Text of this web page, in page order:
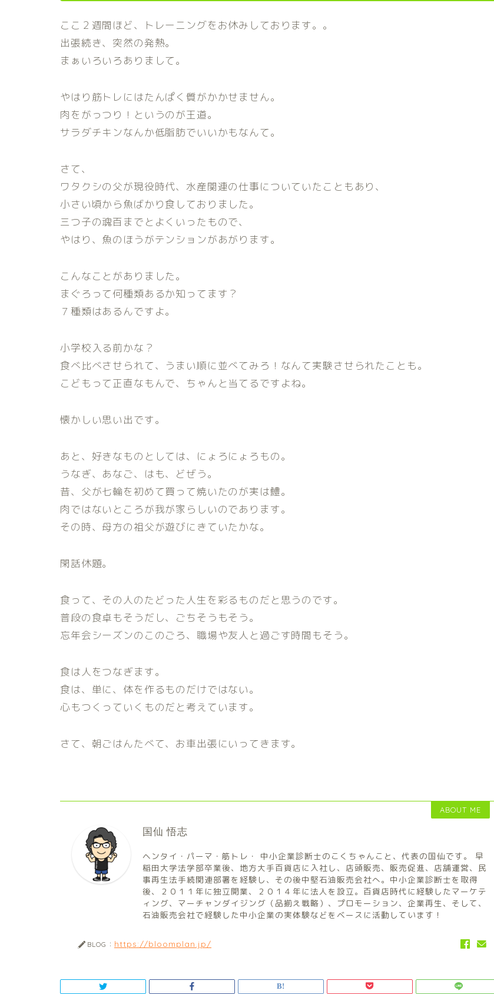
ここ２週間ほど、トレーニングをお休みしております。。
出張続き、突然の発熱。
まぁいろいろありまして。
やはり筋トレにはたんぱく質がかかせません。
肉をがっつり！というのが王道。
サラダチキンなんか低脂肪でいいかもなんて。
さて、
ワタクシの父が現役時代、水産関連の仕事についていたこともあり、
小さい頃から魚ばかり食しておりました。
三つ子の魂百までとよくいったもので、
やはり、魚のほうがテンションがあがります。
こんなことがありました。
まぐろって何種類あるか知ってます？
７種類はあるんですよ。
小学校入る前かな？
食べ比べさせられて、うまい順に並べてみろ！なんて実験させられたことも。
こどもって正直なもんで、ちゃんと当てるですよね。
懐かしい思い出です。
あと、好きなものとしては、にょろにょろもの。
うなぎ、あなご、はも、どぜう。
昔、父が七輪を初めて買って焼いたのが実は鱧。
肉ではないところが我が家らしいのであります。
その時、母方の祖父が遊びにきていたかな。
閑話休題。
食って、その人のたどった人生を彩るものだと思うのです。
普段の食卓もそうだし、ごちそうもそう。
忘年会シーズンのこのごろ、職場や友人と過ごす時間もそう。
食は人をつなぎます。
食は、単に、体を作るものだけではない。
心もつくっていくものだと考えています。
さて、朝ごはんたべて、お車出張にいってきます。
ABOUT ME
国仙 悟志
ヘンタイ・パーマ・筋トレ・ 中小企業診断士のこくちゃんこと、代表の国仙です。 早
稲田大学法学部卒業後、地方大手百貨店に入社し、店頭販売、販売促進、店舗運営、民
事再生法手続関連部署を経験し、その後中堅石油販売会社へ。中小企業診断士を取得
後、２０１１年に独立開業、２０１４年に法人を設立。百貨店時代に経験したマーケテ
ィング、マーチャンダイジング（品揃え戦略）、プロモーション、企業再生、そして、
石油販売会社で経験した中小企業の実体験などをベースに活動しています！
BLOG： https://bloomplan.jp/